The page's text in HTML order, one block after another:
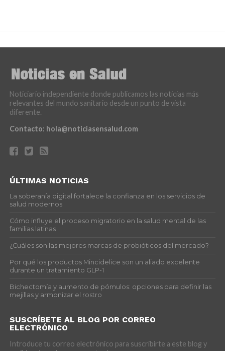
Noticiario independiente donde publicamos las noticias más
relevantes del mundo sanitario desde un punto de vista
diferente.
Contacto: hola@noticiasensalud.com
ÚLTIMAS NOTICIAS
La soberanía digital fortalece la confianza en los servicios de
salud modernos
Cómo influye el proceso migratorio en la salud mental de las
familias latinas
¿Cuáles son las mejores marcas de probióticos del mercado?
Por qué los productos Mincidelice son un aliado excelente
durante un tratamiento GLP-1
Bichectomía y aumento de pómulos: opciones para definir las
mejillas y armonizar el rostro
SUSCRÍBETE AL BLOG POR CORREO
ELECTRÓNICO
Introduce tu correo electrónico para suscribirte a este blog y